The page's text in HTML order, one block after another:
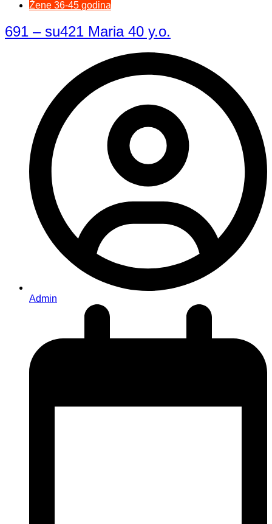
Žene 36-45 godina
691 – su421 Maria 40 y.o.
Admin